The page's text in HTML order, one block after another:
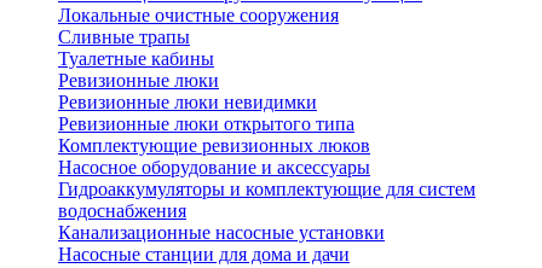
Локальные очистные сооружения
Сливные трапы
Туалетные кабины
Ревизионные люки
Ревизионные люки невидимки
Ревизионные люки открытого типа
Комплектующие ревизионных люков
Насосное оборудование и аксессуары
Гидроаккумуляторы и комплектующие для систем
водоснабжения
Канализационные насосные установки
Насосные станции для дома и дачи